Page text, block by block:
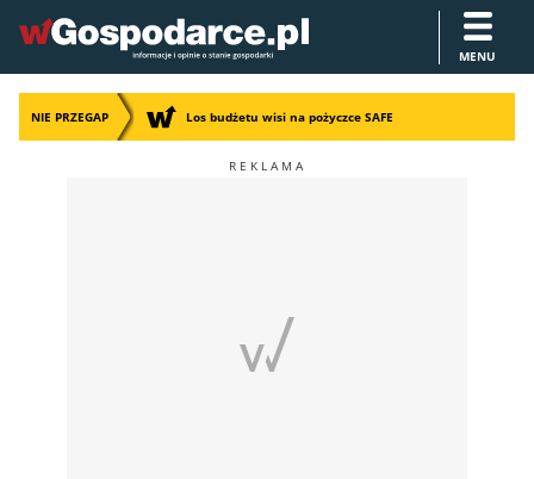
MENU
NIE PRZEGAP Los budżetu wisi na pożyczce SAFE